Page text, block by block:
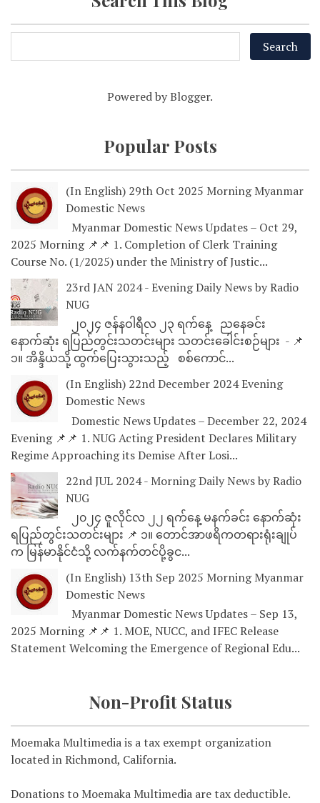
Powered byBlogger.
Popular Posts
(In English) 29th Oct 2025 Morning Myanmar
Domestic News
Myanmar Domestic News Updates – Oct 29,
2025 Morning 📌📌 1. Completion of Clerk Training
Course No. (1/2025) under the Ministry of Justic...
23rd JAN 2024 - Evening Daily News by Radio
NUG
၂၀၂၄ ဇန်နဝါရီလ ၂၃ ရက်နေ့ ညနေခင်း
နောက်ဆုံး ရပြည်တွင်းသတင်းများ သတင်းခေါင်းစဉ်များ - 📌
၁။ အိန္ဒိယသို့ ထွက်ပြေးသွားသည့် စစ်ကောင်...
(In English) 22nd December 2024 Evening
Domestic News
Domestic News Updates – December 22, 2024
Evening 📌📌 1. NUG Acting President Declares Military
Regime Approaching its Demise After Losi...
22nd JUL 2024 - Morning Daily News by Radio
NUG
၂၀၂၄ ဇူလိုင်လ ၂၂ ရက်နေ့ မနက်ခင်း နောက်ဆုံး
ရပြည်တွင်းသတင်းများ 📌 ၁။ တောင်အာဖရိကတရားရုံးချုပ်
က မြန်မာနိုင်ငံသို့ လက်နက်တင်ပို့ခွင...
(In English) 13th Sep 2025 Morning Myanmar
Domestic News
Myanmar Domestic News Updates – Sep 13,
2025 Morning 📌📌 1. MOE, NUCC, and IFEC Release
Statement Welcoming the Emergence of Regional Edu...
Non-Profit Status
Moemaka Multimedia is a tax exempt organization
located in Richmond, California.
Donations to Moemaka Multimedia are tax deductible.